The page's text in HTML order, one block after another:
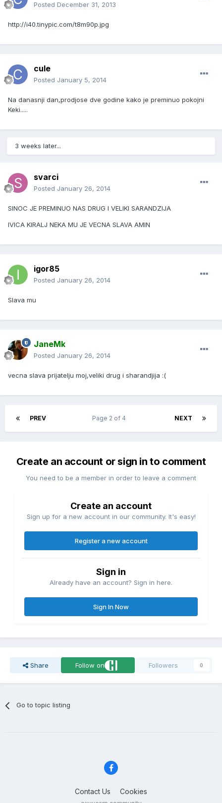
Posted December 31, 2013
http://i40.tinypic.com/t8m90p.jpg
cule
Posted January 5, 2014
Na danasnji dan,prodjose dve godine kako je preminuo pokojni
Keki.....
3 weeks later...
svarci
Posted January 26, 2014
SINOC JE PREMINUO NAS DRUG I VELIKI SARANDZIJA
IVICA KIRALJ NEKA MU JE VECNA SLAVA AMIN
igor85
Posted January 26, 2014
Slava mu
JaneMk
Posted January 26, 2014
vecna slava prijatelju moj,veliki drug i sharandjija :(
PREV NEXT
Page 2 of 4
Create an account or sign in to comment
You need to be a member in order to leave a comment
Create an account
Sign up for a new account in our community. It's easy!
Register a new account
Sign in
Already have an account? Sign in here.
Sign In Now
Share Follow on Followers 0
Go to topic listing
Contact Us Cookies